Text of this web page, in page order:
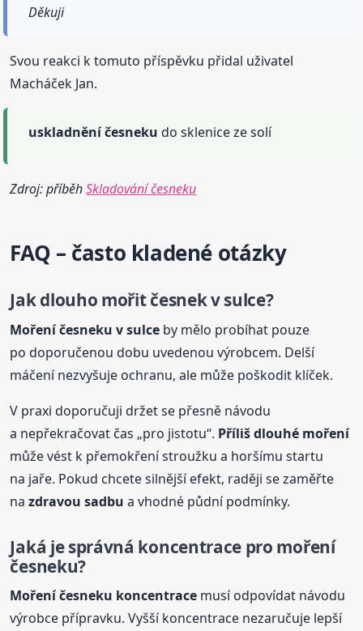
Děkuji
Svou reakci k tomuto příspěvku přidal uživatel
Macháček Jan.
uskladněníčesneku do sklenice ze solí
Zdroj: příběhSkladování česneku
FAQ – často kladené otázky
Jak dlouho mořit česnek v sulce?
Mořeníčesneku v sulce by mělo probíhat pouze
po doporučenou dobu uvedenou výrobcem. Delší
máčení nezvyšuje ochranu, ale může poškodit klíček.
V praxi doporučuji držet se přesně návodu
a nepřekračovat čas „pro jistotu“. Příliš dlouhé moření
může vést k přemokření stroužku a horšímu startu
na jaře. Pokud chcete silnější efekt, raději se zaměřte
nazdravou sadbu a vhodné půdní podmínky.
Jaká je správná koncentrace pro moření
česneku?
Mořeníčesneku koncentrace musí odpovídat návodu
výrobce přípravku. Vyšší koncentrace nezaručuje lepší